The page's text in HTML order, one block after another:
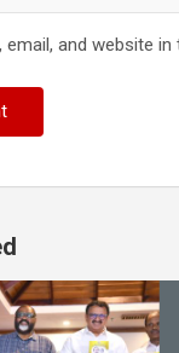
email, and website